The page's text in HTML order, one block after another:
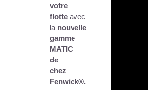
votre
flotte avec
la nouvelle
gamme
MATIC
de
chez
Fenwick®.